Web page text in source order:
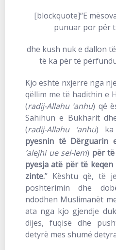
[blockquote]“E
punuar por për
dhe kush nuk e dallon
të ka për të
Kjo është nxjerrë nga
qëllim me të hadithin e
(radij-Allahu ‘anhu) që
Sahihun e Bukharit
(radij-Allahu ‘anhu) ka
pyesnin të Dërguarin
‘alejhi ue sel-lem) për
pyesja atë për të
zinte.” Kështu që, të
poshtërimin dhe
ndodhen Muslimanët
ata nga kjo gjendje
dijes, fuqisë dhe
detyrë mes shumë